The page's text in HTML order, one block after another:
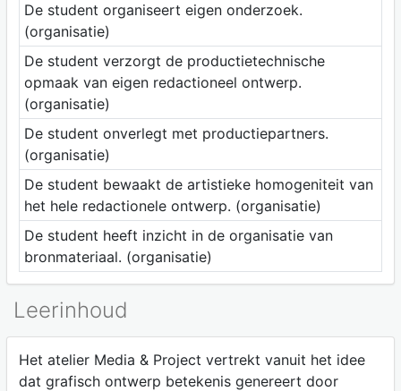
De student organiseert eigen onderzoek.
(organisatie)
De student verzorgt de productietechnische
opmaak van eigen redactioneel ontwerp.
(organisatie)
De student onverlegt met productiepartners.
(organisatie)
De student bewaakt de artistieke homogeniteit van
het hele redactionele ontwerp. (organisatie)
De student heeft inzicht in de organisatie van
bronmateriaal. (organisatie)
Leerinhoud
Het atelier Media & Project vertrekt vanuit het idee
dat grafisch ontwerp betekenis genereert door